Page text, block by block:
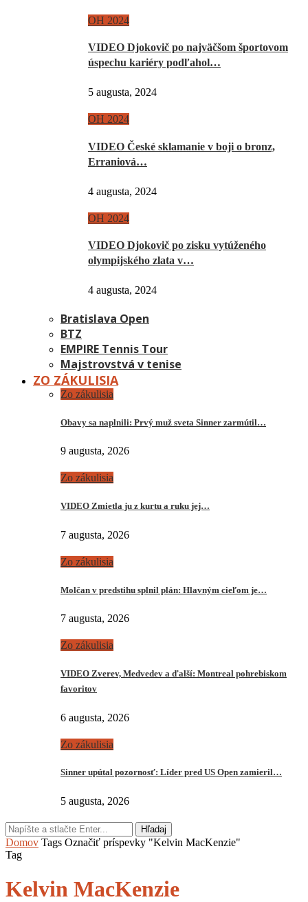
OH 2024
VIDEO Djokovič po najväčšom športovom
úspechu kariéry podľahol…
5 augusta, 2024
OH 2024
VIDEO České sklamanie v boji o bronz,
Erraniová…
4 augusta, 2024
OH 2024
VIDEO Djokovič po zisku vytúženého
olympijského zlata v…
4 augusta, 2024
Bratislava Open
BTZ
EMPIRE Tennis Tour
Majstrovstvá v tenise
ZO ZÁKULISIA
Zo zákulisia
Obavy sa naplnili: Prvý muž sveta Sinner zarmútil…
9 augusta, 2026
Zo zákulisia
VIDEO Zmietla ju z kurtu a ruku jej…
7 augusta, 2026
Zo zákulisia
Molčan v predstihu splnil plán: Hlavným cieľom je…
7 augusta, 2026
Zo zákulisia
VIDEO Zverev, Medvedev a ďalší: Montreal pohrebiskom
favoritov
6 augusta, 2026
Zo zákulisia
Sinner upútal pozornosť: Líder pred US Open zamieril…
5 augusta, 2026
Hľadaj
Domov Tags Označiť príspevky "Kelvin MacKenzie"
Tag
Kelvin MacKenzie